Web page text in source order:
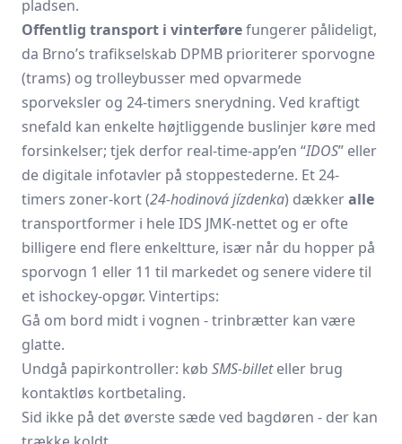
pladsen.
Offentlig transport i vinterførefungerer pålideligt,
da Brno’s trafikselskab DPMB prioriterer sporvogne
(trams) og trolleybusser med opvarmede
sporveksler og 24-timers snerydning. Ved kraftigt
snefald kan enkelte højtliggende buslinjer køre med
forsinkelser; tjek derfor real-time-app’en “IDOS” eller
de digitale infotavler på stoppestederne. Et 24-
timers zoner-kort (24-hodinová jízdenka) dækkeralle
transportformer i hele IDS JMK-nettet og er ofte
billigere end flere enkeltture, især når du hopper på
sporvogn 1 eller 11 til markedet og senere videre til
et ishockey-opgør. Vintertips:
Gå om bord midt i vognen - trinbrætter kan være
glatte.
Undgå papirkontroller: køb SMS-billeteller brug
kontaktløs kortbetaling.
Sid ikke på det øverste sæde ved bagdøren - der kan